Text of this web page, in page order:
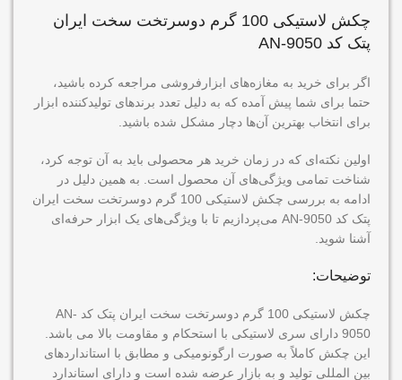
چکش لاستیکی 100 گرم دوسرتخت سخت ایران
پتک کد AN-9050
اگر برای خرید به مغازه‌های ابزارفروشی مراجعه کرده باشید،
حتما برای شما پیش آمده که به دلیل تعدد برندهای تولیدکننده ابزار
برای انتخاب بهترین آن‌ها دچار مشکل شده باشید.
اولین نکته‌ای که در زمان خرید هر محصولی باید به آن توجه کرد،
شناخت تمامی ویژگی‌های آن محصول است. به همین دلیل در
ادامه به بررسی چکش لاستیکی 100 گرم دوسرتخت سخت ایران
پتک کد AN-9050 می‌پردازیم تا با ویژگی‌های یک ابزار حرفه‌ای
آشنا شوید.
توضیحات:
چکش لاستیکی 100 گرم دوسرتخت سخت ایران پتک کد AN-
9050 دارای سری لاستیکی با استحکام و مقاومت بالا می باشد.
این چکش کاملاً به صورت ارگونومیکی و مطابق با استانداردهای
بین المللی تولید و به بازار عرضه شده است و دارای استاندارد